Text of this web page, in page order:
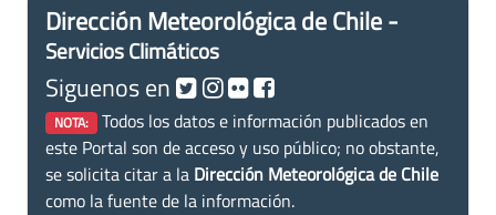
Dirección Meteorológica de Chile -
Servicios Climáticos
Siguenos en
NOTA: Todos los datos e información publicados en
este Portal son de acceso y uso público; no obstante,
se solicita citar a la Dirección Meteorológica de Chile
como la fuente de la información.